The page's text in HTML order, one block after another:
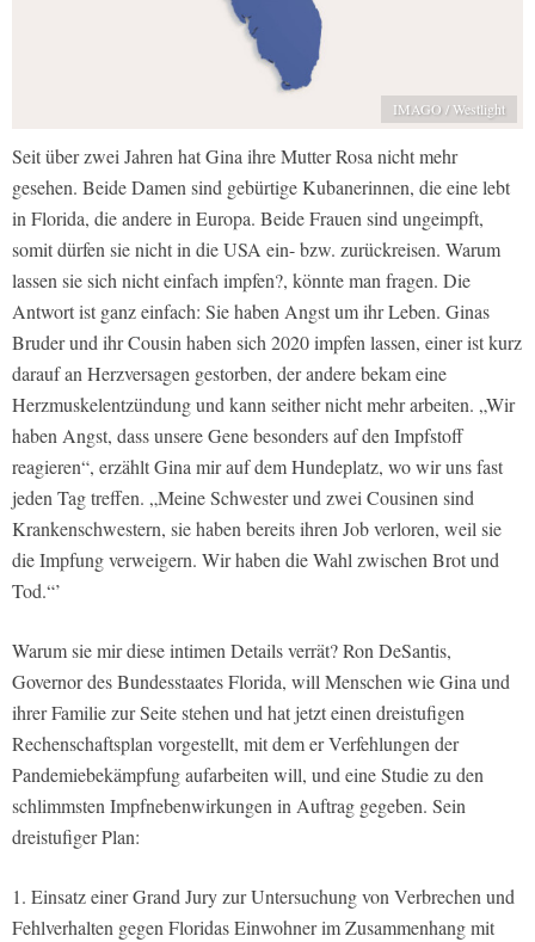
IMAGO / Westlight
Seit über zwei Jahren hat Gina ihre Mutter Rosa nicht mehr
gesehen. Beide Damen sind gebürtige Kubanerinnen, die eine lebt
in Florida, die andere in Europa. Beide Frauen sind ungeimpft,
somit dürfen sie nicht in die USA ein- bzw. zurückreisen. Warum
lassen sie sich nicht einfach impfen?, könnte man fragen. Die
Antwort ist ganz einfach: Sie haben Angst um ihr Leben. Ginas
Bruder und ihr Cousin haben sich 2020 impfen lassen, einer ist kurz
darauf an Herzversagen gestorben, der andere bekam eine
Herzmuskelentzündung und kann seither nicht mehr arbeiten. „Wir
haben Angst, dass unsere Gene besonders auf den Impfstoff
reagieren“, erzählt Gina mir auf dem Hundeplatz, wo wir uns fast
jeden Tag treffen. „Meine Schwester und zwei Cousinen sind
Krankenschwestern, sie haben bereits ihren Job verloren, weil sie
die Impfung verweigern. Wir haben die Wahl zwischen Brot und
Tod.“’
Warum sie mir diese intimen Details verrät? Ron DeSantis,
Governor des Bundesstaates Florida, will Menschen wie Gina und
ihrer Familie zur Seite stehen und hat jetzt einen dreistufigen
Rechenschaftsplan vorgestellt, mit dem er Verfehlungen der
Pandemiebekämpfung aufarbeiten will, und eine Studie zu den
schlimmsten Impfnebenwirkungen in Auftrag gegeben. Sein
dreistufiger Plan:
1. Einsatz einer Grand Jury zur Untersuchung von Verbrechen und
Fehlverhalten gegen Floridas Einwohner im Zusammenhang mit